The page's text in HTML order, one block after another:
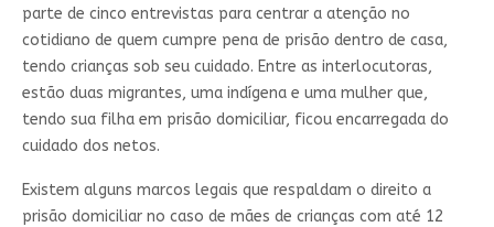
parte de cinco entrevistas para centrar a atenção no
cotidiano de quem cumpre pena de prisão dentro de casa,
tendo crianças sob seu cuidado. Entre as interlocutoras,
estão duas migrantes, uma indígena e uma mulher que,
tendo sua filha em prisão domiciliar, ficou encarregada do
cuidado dos netos.
Existem alguns marcos legais que respaldam o direito a
prisão domiciliar no caso de mães de crianças com até 12